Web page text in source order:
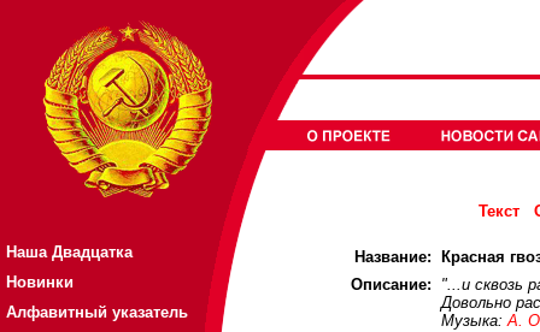
Наша Двадцатка
Новинки
Алфавитный указатель
Текст
Название:
Красная
Описание:
"...и сквозь
Довольно
Музыка:А.